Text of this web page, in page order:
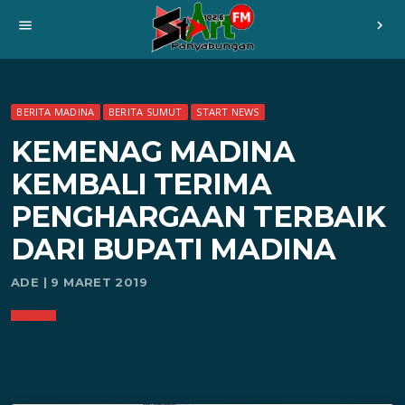
menu chevron_right
BERITA MADINA BERITA SUMUT START NEWS
KEMENAG MADINA
KEMBALI TERIMA
PENGHARGAAN TERBAIK
DARI BUPATI MADINA
ADE | 9 MARET 2019